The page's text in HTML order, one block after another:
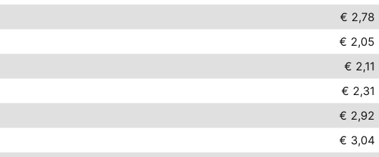
€ 2,78
€ 2,05
€ 2,11
€ 2,31
€ 2,92
€ 3,04